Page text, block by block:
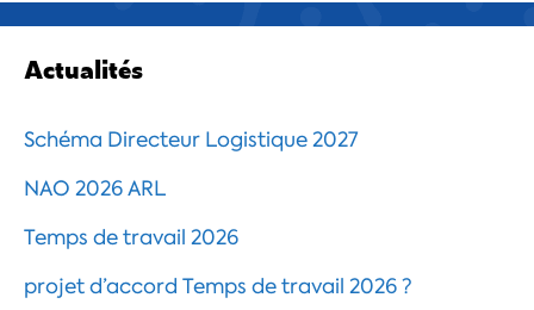
Actualités
Schéma Directeur Logistique 2027
NAO 2026 ARL
Temps de travail 2026
projet d’accord Temps de travail 2026 ?